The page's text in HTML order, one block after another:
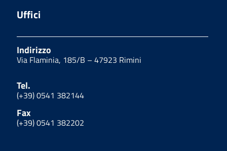
Uffici
Indirizzo
Via Flaminia, 185/B – 47923 Rimini
Tel.
(+39) 0541 382144
Fax
(+39) 0541 382202